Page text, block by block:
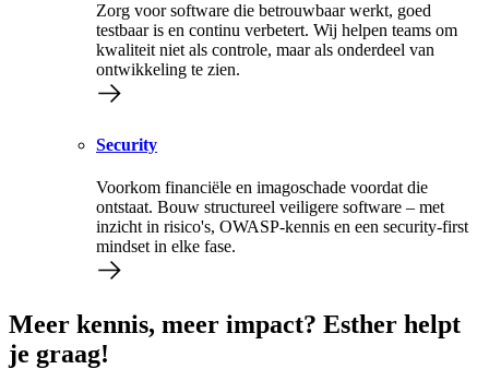
Zorg voor software die betrouwbaar werkt, goed
testbaar is en continu verbetert. Wij helpen teams om
kwaliteit niet als controle, maar als onderdeel van
ontwikkeling te zien.
Security
Voorkom financiële en imagoschade voordat die
ontstaat. Bouw structureel veiligere software – met
inzicht in risico's, OWASP-kennis en een security-first
mindset in elke fase.
Meer kennis, meer impact? Esther helpt
je graag!